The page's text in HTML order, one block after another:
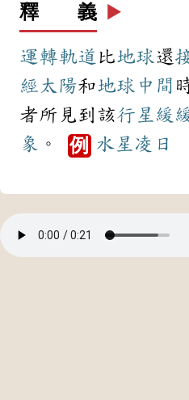
釋 義 ▶️
運轉軌道 比地球還
經 太陽和地球 中間
者所見到該行星 緩
象 。 例 水星 凌日